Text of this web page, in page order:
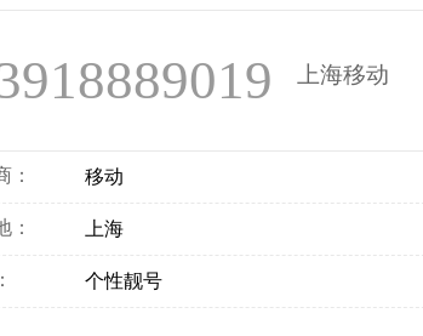
上海移动
： 移动
： 上海
个性靓号